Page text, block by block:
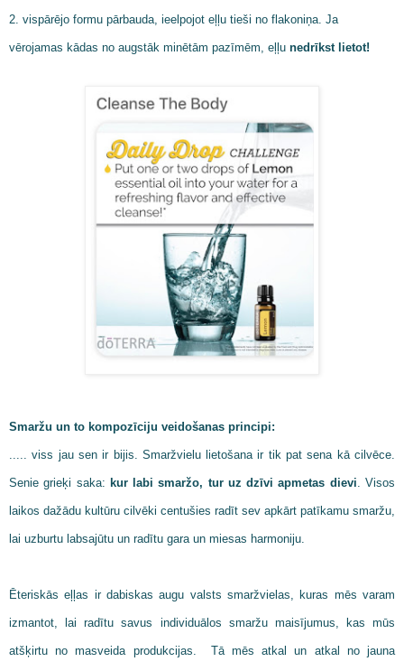
2. vispārējo formu pārbauda, ieelpojot eļļu tieši no flakoniņa. Ja
vērojamas kādas no augstāk minētām pazīmēm, eļļu nedrīkst lietot!
Smaržu un to kompozīciju veidošanas principi:
..... viss jau sen ir bijis. Smaržvielu lietošana ir tik pat sena kā cilvēce.
Senie grieķi saka: kur labi smaržo, tur uz dzīvi apmetas dievi. Visos
laikos dažādu kultūru cilvēki centušies radīt sev apkārt patīkamu smaržu,
lai uzburtu labsajūtu un radītu gara un miesas harmoniju.
Ēteriskās eļļas ir dabiskas augu valsts smaržvielas, kuras mēs varam
izmantot, lai radītu savus individuālos smaržu maisījumus, kas mūs
atšķirtu no masveida produkcijas. Tā mēs atkal un atkal no jauna